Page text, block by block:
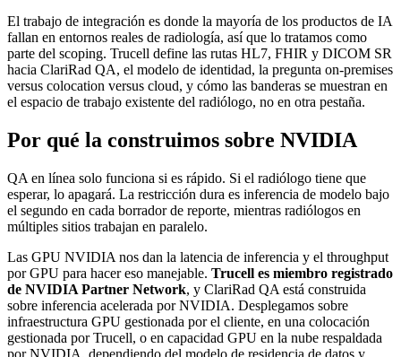
El trabajo de integración es donde la mayoría de los productos de IA
fallan en entornos reales de radiología, así que lo tratamos como
parte del scoping. Trucell define las rutas HL7, FHIR y DICOM SR
hacia ClariRad QA, el modelo de identidad, la pregunta on-premises
versus colocation versus cloud, y cómo las banderas se muestran en
el espacio de trabajo existente del radiólogo, no en otra pestaña.
Por qué la construimos sobre NVIDIA
QA en línea solo funciona si es rápido. Si el radiólogo tiene que
esperar, lo apagará. La restricción dura es inferencia de modelo bajo
el segundo en cada borrador de reporte, mientras radiólogos en
múltiples sitios trabajan en paralelo.
Las GPU NVIDIA nos dan la latencia de inferencia y el throughput
por GPU para hacer eso manejable. Trucell es miembro registrado
de NVIDIA Partner Network, y ClariRad QA está construida
sobre inferencia acelerada por NVIDIA. Desplegamos sobre
infraestructura GPU gestionada por el cliente, en una colocación
gestionada por Trucell, o en capacidad GPU en la nube respaldada
por NVIDIA, dependiendo del modelo de residencia de datos y